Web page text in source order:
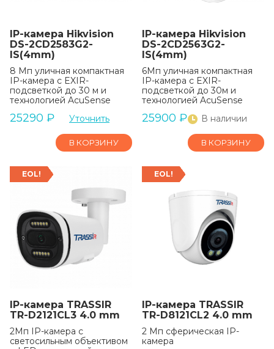
IP-камера Hikvision
DS-2CD2583G2-
IS(4mm)
8 Мп уличная компактная
IP-камера с EXIR-
подсветкой до 30 м и
технологией AcuSense
25290 ₽ Уточнить
В КОРЗИНУ
IP-камера Hikvision
DS-2CD2563G2-
IS(4mm)
6Мп уличная компактная
IP-камера с EXIR-
подсветкой до 30м и
технологией AcuSense
25900 ₽ В наличии
В КОРЗИНУ
EOL!
IP-камера TRASSIR
TR-D2121CL3 4.0 mm
2Мп IP-камера с
светосильным объективом
EOL!
IP-камера TRASSIR
TR-D8121CL2 4.0 mm
2 Мп сферическая IP-
камера